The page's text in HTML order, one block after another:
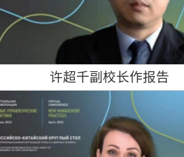
许超千副校长作报告